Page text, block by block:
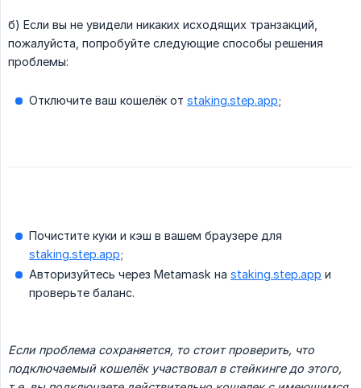
б) Если вы не увидели никаких исходящих транзакций,
пожалуйста, попробуйте следующие способы решения
проблемы:
Отключите ваш кошелёк от staking.step.app;
Почистите куки и кэш в вашем браузере для
staking.step.app;
Авторизуйтесь через Metamask на staking.step.app и
проверьте баланс.
Если проблема сохраняется, то стоит проверить, что
подключаемый кошелёк участвовал в стейкинге до этого,